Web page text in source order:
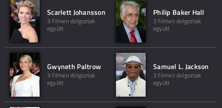
Scarlett Johansson
3 filmen dolgoztak
együtt
Philip Baker Hall
3 filmen dolgoztak
együtt
Gwyneth Paltrow
3 filmen dolgoztak
együtt
Samuel L. Jackson
3 filmen dolgoztak
együtt